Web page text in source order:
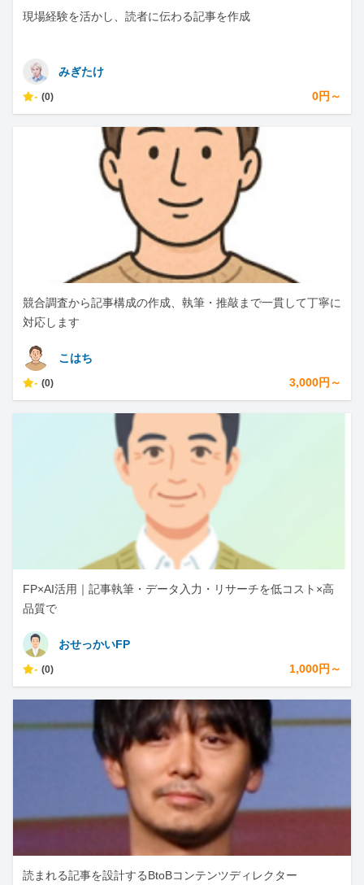
現場経験を活かし、読者に伝わる記事を作成
みぎたけ
- (0) 0円～
競合調査から記事構成の作成、執筆・推敲まで一貫して丁寧に
対応します
こはち
- (0) 3,000円～
FP×AI活用｜記事執筆・データ入力・リサーチを低コスト×高
品質で
おせっかいFP
- (0) 1,000円～
読まれる記事を設計するBtoBコンテンツディレクター